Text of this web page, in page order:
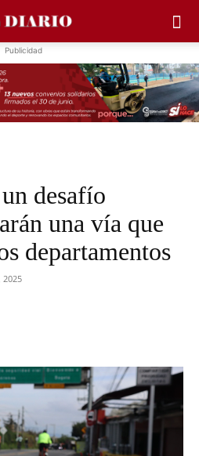
Publicidad
desafío
una vía que
departamentos
2025